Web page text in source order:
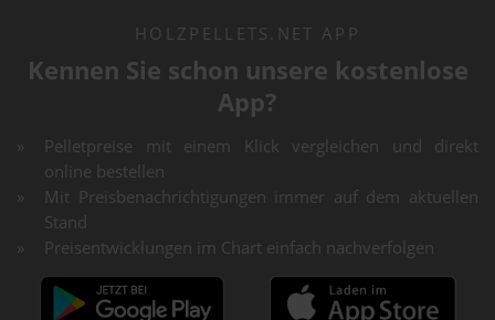
HOLZPELLETS.NET APP
Kennen Sie schon unsere kostenlose
App?
Pelletpreise mit einem Klick vergleichen und direkt
online bestellen
Mit Preisbenachrichtigungen immer auf dem aktuellen
Stand
Preisentwicklungen im Chart einfach nachverfolgen